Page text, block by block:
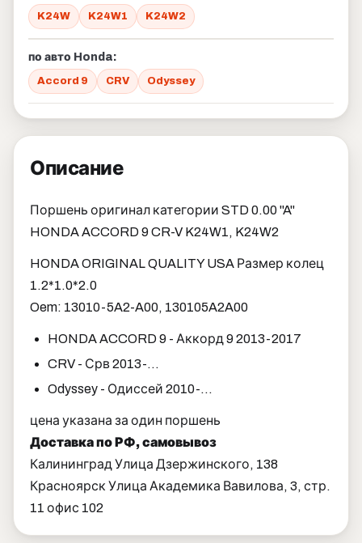
K24W K24W1 K24W2
по авто Honda:
Accord 9 CRV Odyssey
Описание
Поршень оригинал категории STD 0.00 "A"
HONDA ACCORD 9 CR-V K24W1, K24W2
HONDA ORIGINAL QUALITY USA Размер колец
1.2*1.0*2.0
Oem: 13010-5A2-A00, 130105A2A00
HONDA ACCORD 9 - Аккорд 9 2013-2017
CRV - Срв 2013-...
Odyssey - Одиссей 2010-...
цена указана за один поршень
Доставка по РФ, самовывоз
Калининград Улица Дзержинского, 138
Красноярск Улица Академика Вавилова, 3, стр.
11 офис 102